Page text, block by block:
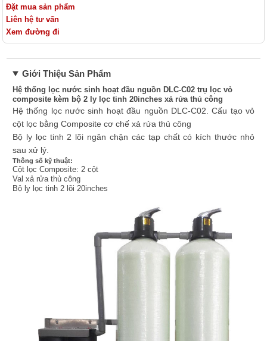
Đặt mua sản phẩm
Liên hệ tư vấn
Xem đường đi
Giới Thiệu Sản Phẩm
Hệ thống lọc nước sinh hoạt đầu nguồn DLC-C02 trụ lọc vỏ
composite kèm bộ 2 ly lọc tinh 20inches xả rửa thủ công
Hệ thống lọc nước sinh hoạt đầu nguồn DLC-C02. Cấu tạo vỏ
cột lọc bằng Composite cơ chế xả rửa thủ công
Bộ ly lọc tinh 2 lõi ngăn chặn các tạp chất có kích thước nhỏ
sau xử lý.
Thông số kỹ thuật:
Cột lọc Composite: 2 cột
Val xả rửa thủ công
Bộ ly lọc tinh 2 lõi 20inches